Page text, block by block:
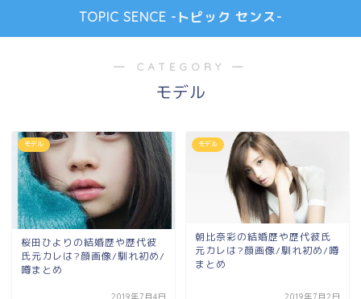
TOPIC SENCE -トピック センス-
― CATEGORY ―
モデル
モデル
桜田ひよりの結婚歴や歴代彼
氏元カレは?顔画像/馴れ初め/
噂まとめ
モデル
朝比奈彩の結婚歴や歴代彼氏
元カレは?顔画像/馴れ初め/噂
まとめ